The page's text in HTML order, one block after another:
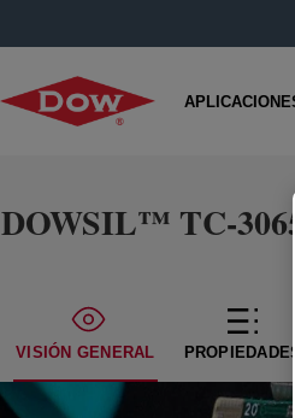
DOWSIL™ TC-
VISIÓN GENERAL PROPIEDADES